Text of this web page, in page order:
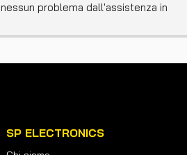
nessun problema dall'assistenza in
benissimo.Per il secondo cambio c'era
innanzitutto che il titolare e' stato
SP ELECTRONICS